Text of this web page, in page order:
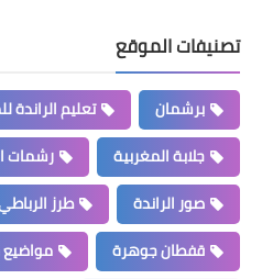
تصنيفات الموقع
برشمان تعليم الراندة
جلابة المغربية
رشمات
صور الراندة
طرز
قفطان جوهرة
مواضيع